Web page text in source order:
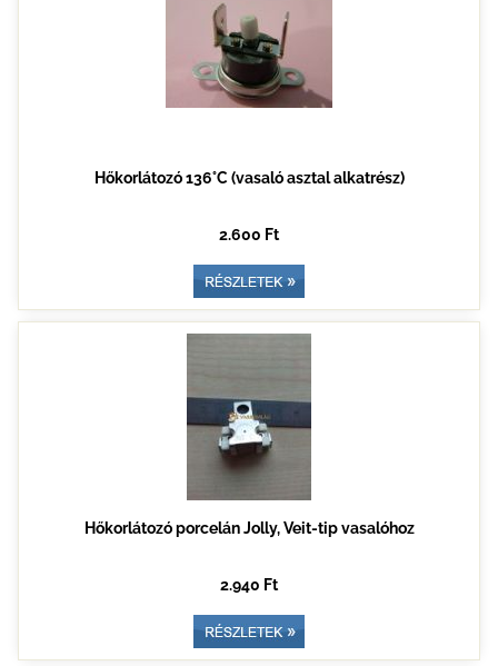
Hőkorlátozó 136°C (vasaló asztal alkatrész)
2.600 Ft
Hőkorlátozó porcelán Jolly, Veit-tip vasalóhoz
2.940 Ft